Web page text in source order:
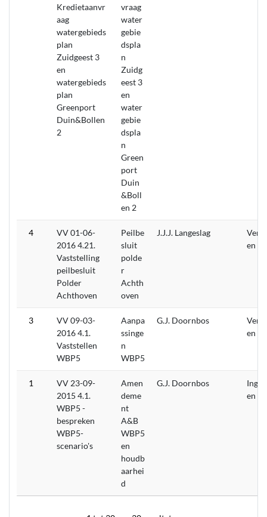
Kredietaanvr
aag
watergebieds
plan
Zuidgeest 3
en
watergebieds
plan
Greenport
Duin&Bollen
2
vraag
water
gebie
dspla
n
Zuidg
eest 3
en
water
gebie
dspla
n
Green
port
Duin
&Boll
en 2
4
VV 01-06-
2016 4.21.
Vaststelling
peilbesluit
Polder
Achthoven
Peilbe
sluit
polde
r
Achth
oven
J.J.J. Langeslag
en
3
VV 09-03-
2016 4.1.
Vaststellen
WBP5
Aanpa
ssinge
n
WBP5
G.J. Doornbos
en
1
VV 23-09-
2015 4.1.
WBP5 -
bespreken
WBP5-
scenario's
Amen
deme
nt
A&B
WBP5
en
houdb
aarhei
d
G.J. Doornbos
en